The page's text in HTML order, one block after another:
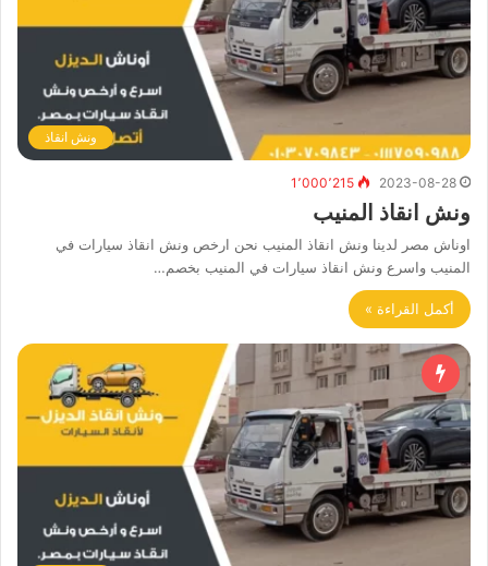
ونش انقاذ
2023-08-28 1٬000٬215
ونش انقاذ المنيب
اوناش مصر لدينا ونش انقاذ المنيب نحن ارخص ونش انقاذ سيارات في
المنيب واسرع ونش انقاذ سيارات في المنيب بخصم…
أكمل القراءة »